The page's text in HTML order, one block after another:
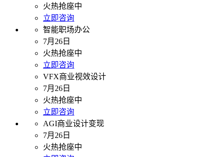
火热抢座中
立即咨询
智能职场办公
7月26日
火热抢座中
立即咨询
VFX商业视效设计
7月26日
火热抢座中
立即咨询
AGI商业设计变现
7月26日
火热抢座中